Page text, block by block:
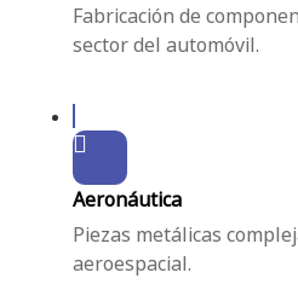
Fabricación de
sector del automóvil.
Aeronáutica
Piezas metálicas
aeroespacial.